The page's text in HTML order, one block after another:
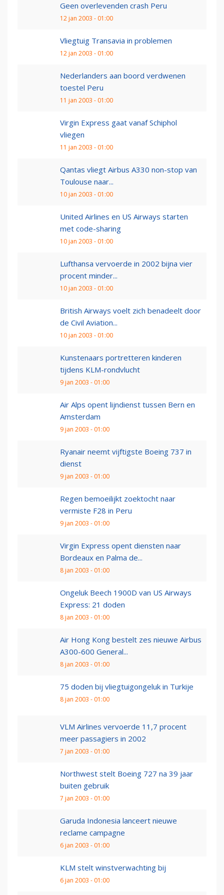
Geen overlevenden crash Peru
12 jan 2003 - 01:00
Vliegtuig Transavia in problemen
12 jan 2003 - 01:00
Nederlanders aan boord verdwenen
toestel Peru
11 jan 2003 - 01:00
Virgin Express gaat vanaf Schiphol
vliegen
11 jan 2003 - 01:00
Qantas vliegt Airbus A330 non-stop van
Toulouse naar...
10 jan 2003 - 01:00
United Airlines en US Airways starten
met code-sharing
10 jan 2003 - 01:00
Lufthansa vervoerde in 2002 bijna vier
procent minder...
10 jan 2003 - 01:00
British Airways voelt zich benadeelt door
de Civil Aviation...
10 jan 2003 - 01:00
Kunstenaars portretteren kinderen
tijdens KLM-rondvlucht
9 jan 2003 - 01:00
Air Alps opent lijndienst tussen Bern en
Amsterdam
9 jan 2003 - 01:00
Ryanair neemt vijftigste Boeing 737 in
dienst
9 jan 2003 - 01:00
Regen bemoeilijkt zoektocht naar
vermiste F28 in Peru
9 jan 2003 - 01:00
Virgin Express opent diensten naar
Bordeaux en Palma de...
8 jan 2003 - 01:00
Ongeluk Beech 1900D van US Airways
Express: 21 doden
8 jan 2003 - 01:00
Air Hong Kong bestelt zes nieuwe Airbus
A300-600 General...
8 jan 2003 - 01:00
75 doden bij vliegtuigongeluk in Turkije
8 jan 2003 - 01:00
VLM Airlines vervoerde 11,7 procent
meer passagiers in 2002
7 jan 2003 - 01:00
Northwest stelt Boeing 727 na 39 jaar
buiten gebruik
7 jan 2003 - 01:00
Garuda Indonesia lanceert nieuwe
reclame campagne
6 jan 2003 - 01:00
KLM stelt winstverwachting bij
6 jan 2003 - 01:00